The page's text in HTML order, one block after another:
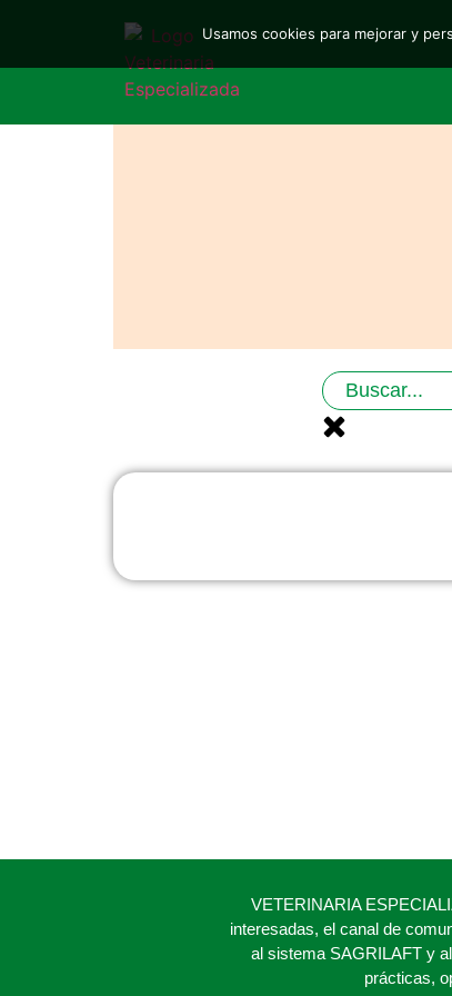
VETERINARIA
interesadas, el canal de
al sistema SAGRILAFT y
prácticas,
Usamos cookies para mejorar y